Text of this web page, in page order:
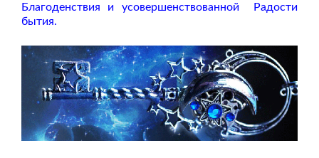
Благоденствия и усовершенствованной
Радости
бытия.